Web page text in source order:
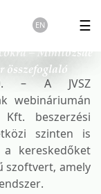
☰
EN
– Minitőzsde
összefoglaló
– A JVSZ
webináriumán
beszerzési
szinten is
kereskedőket
szoftvert, amely